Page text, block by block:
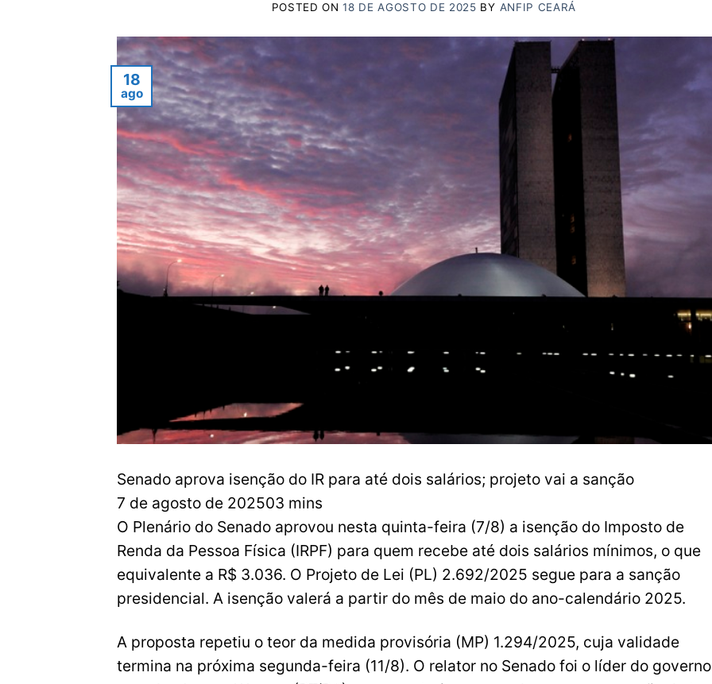
POSTED ON18 DE AGOSTO DE 2025 BY ANFIP CEARÁ
18
ago
Senado aprova isenção do IR para até dois salários; projeto vai a sanção
7 de agosto de 202503 mins
O Plenário do Senado aprovou nesta quinta-feira (7/8) a isenção do Imposto de
Renda da Pessoa Física (IRPF) para quem recebe até dois salários mínimos, o que
equivalente a R$ 3.036. O Projeto de Lei (PL) 2.692/2025 segue para a sanção
presidencial. A isenção valerá a partir do mês de maio do ano-calendário 2025.
A proposta repetiu o teor da medida provisória (MP) 1.294/2025, cuja validade
termina na próxima segunda-feira (11/8). O relator no Senado foi o líder do